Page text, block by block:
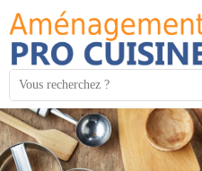
Mots
clés
:
Panneau de gestion des cookies